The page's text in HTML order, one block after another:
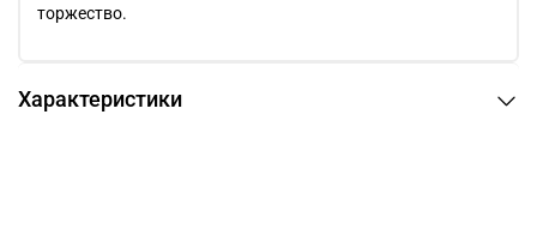
торжество.
Характеристики